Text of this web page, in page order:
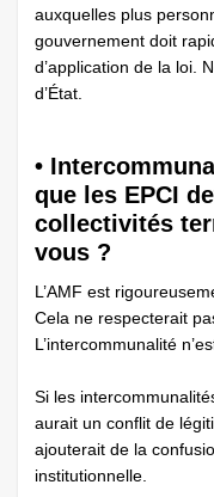
auxquelles plus
gouvernement doit
d’application de la loi.
d’État.
•
que les EPCI
collectivités
vous ?
L’AMF est
Cela ne respecterait
L’intercommunalité
Si les
aurait un conflit de
ajouterait de la
institutionnelle.